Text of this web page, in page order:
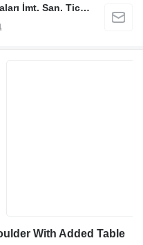
Netmak Endüstriyel Ahşap Makinaları İmt. San. Tic. A.Ş.
With Added Table